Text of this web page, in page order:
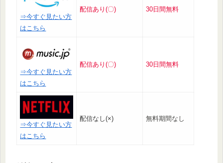
⇒今すぐ見たい方
はこちら
配信あり(〇) 30日間無料
⇒今すぐ見たい方
はこちら
配信あり(〇) 30日間無料
⇒今すぐ見たい方
はこちら
配信なし(×) 無料期間なし